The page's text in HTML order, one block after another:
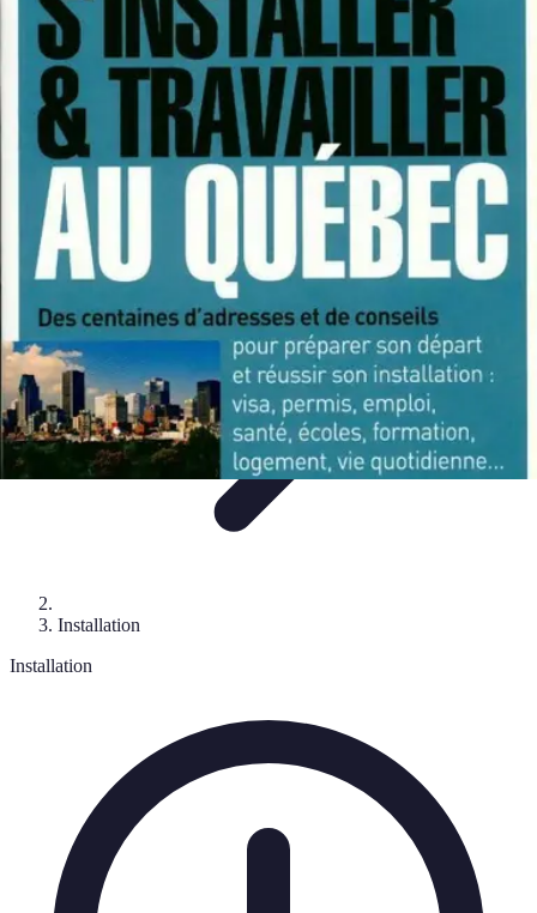
Fibre Internet Maison
Optimisation
ÉquipementAvantages de la
fibreTendancesComprendre la Fibre
Fibre Internet Maison
Installation
Installation